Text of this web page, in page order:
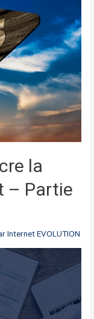
la
– Partie
Internet EVOLUTION